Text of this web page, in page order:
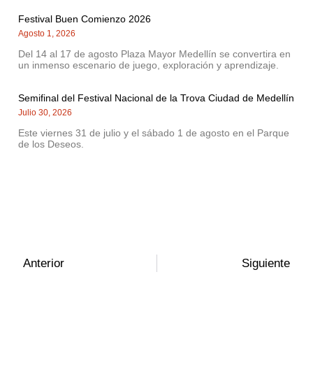
Festival Buen Comienzo 2026
Agosto 1, 2026
Del 14 al 17 de agosto Plaza Mayor Medellín se convertira en
un inmenso escenario de juego, exploración y aprendizaje.
Semifinal del Festival Nacional de la Trova Ciudad de Medellín
Julio 30, 2026
Este viernes 31 de julio y el sábado 1 de agosto en el Parque
de los Deseos.
Anterior Siguiente